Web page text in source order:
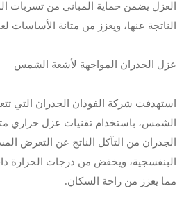
العزل يضمن حماية المباني من تسربات
الناتجة عنها، ويعزز من متانة الأساسات
عزل الجدران المواجهة لأشعة الشمس
استهدفت شركة الفوذان الجدران التي
الشمس، باستخدام تقنيات عزل حراري
الجدران من التآكل الناتج عن التعرض
البنفسجية، ويخفض من درجات الحرارة
مما يعزز من راحة السكان.